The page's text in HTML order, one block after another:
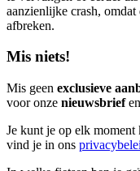
aanzienlijke crash,
afbreken.
Mis niets!
Mis geen exclusieve
voor onze nieuwsbrief
Je kunt je op elk
vind je in ons